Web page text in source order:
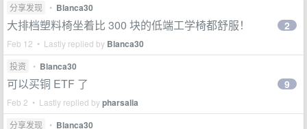
分享发现 • Blanca30
大排档塑料椅坐着比 300 块的低端工学椅都舒服！
Feb 12 • Lastly replied by Blanca30
2
投资 • Blanca30
可以买铜 ETF 了
Feb 2 • Lastly replied bypharsalia
9
分享发现 • Blanca30